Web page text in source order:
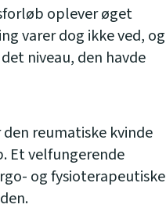
oplever øget
varer dog ikke ved, og
niveau, den havde
reumatiske kvinde
Et velfungerende
og fysioterapeutiske